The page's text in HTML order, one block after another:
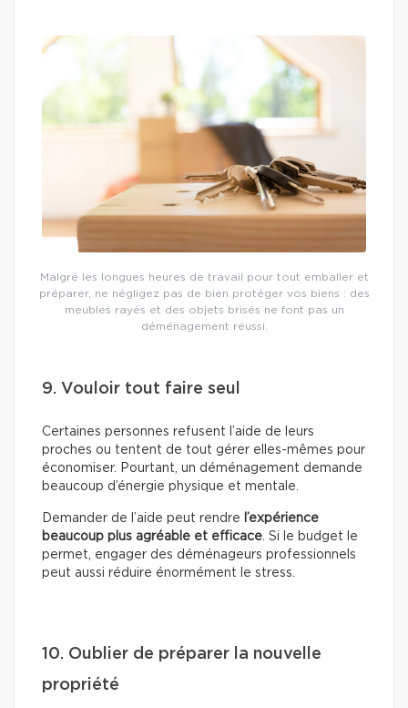
Malgré les longues heures de travail pour tout emballer et
préparer, ne négligez pas de bien protéger vos biens : des
meubles rayés et des objets brisés ne font pas un
déménagement réussi.
9. Vouloir tout faire seul
Certaines personnes refusent l’aide de leurs
proches ou tentent de tout gérer elles-mêmes pour
économiser. Pourtant, un déménagement demande
beaucoup d’énergie physique et mentale.
Demander de l’aide peut rendre l’expérience
beaucoup plus agréable et efficace. Si le budget le
permet, engager des déménageurs professionnels
peut aussi réduire énormément le stress.
10. Oublier de préparer la nouvelle
propriété